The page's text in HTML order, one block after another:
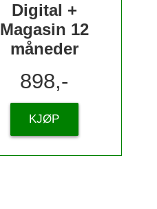
Digital +
Magasin 12
måneder
898,-
KJØP